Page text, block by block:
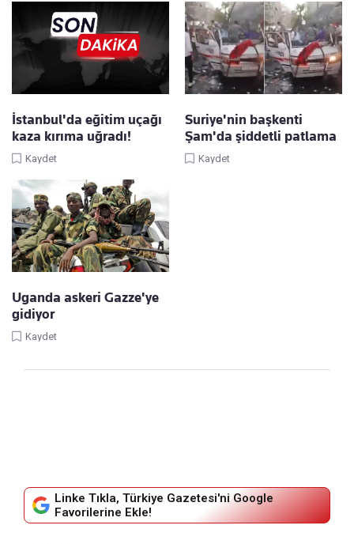
İstanbul'da eğitim uçağı
kaza kırıma uğradı!
Kaydet
Suriye'nin başkenti
Şam'da şiddetli patlama
Kaydet
Uganda askeri Gazze'ye
gidiyor
Kaydet
Linke Tıkla, Türkiye Gazetesi'ni Google
Favorilerine Ekle!